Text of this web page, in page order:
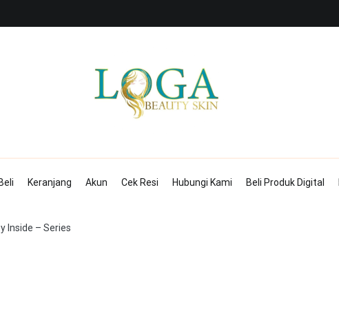
Keranjang Akun Cek Resi Hubungi Kami Beli Produk Digital
Inside – Series